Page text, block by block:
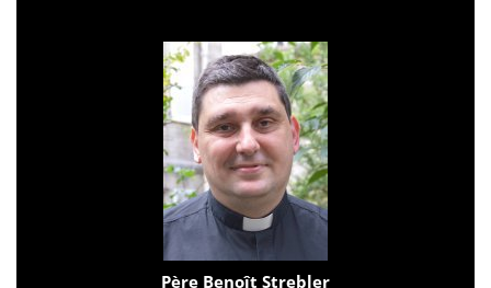
Père Benoît Strebler